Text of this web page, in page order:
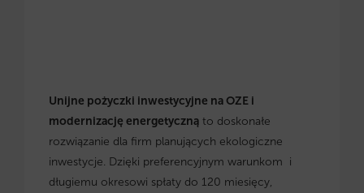
Unijne pożyczki inwestycyjne na OZE i
modernizację energetyczną to doskonałe
rozwiązanie dla firm planujących ekologiczne
inwestycje. Dzięki preferencyjnym warunkom i
długiemu okresowi spłaty do 120 miesięcy,